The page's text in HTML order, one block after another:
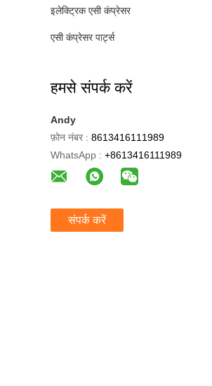
इलेक्ट्रिक एसी कंप्रेसर
एसी कंप्रेसर पार्ट्स
हमसे संपर्क करें
Andy
फ़ोन नंबर : 8613416111989
WhatsApp : +8613416111989
संपर्क करें